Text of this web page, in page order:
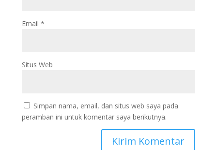
Email *
Situs Web
Simpan nama, email, dan situs web saya pada
peramban ini untuk komentar saya berikutnya.